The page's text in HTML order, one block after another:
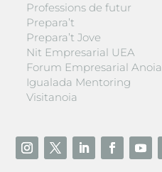
Professions de futur
Prepara’t
Prepara’t Jove
Nit Empresarial UEA
Forum Empresarial Anoia
Igualada Mentoring
Visitanoia